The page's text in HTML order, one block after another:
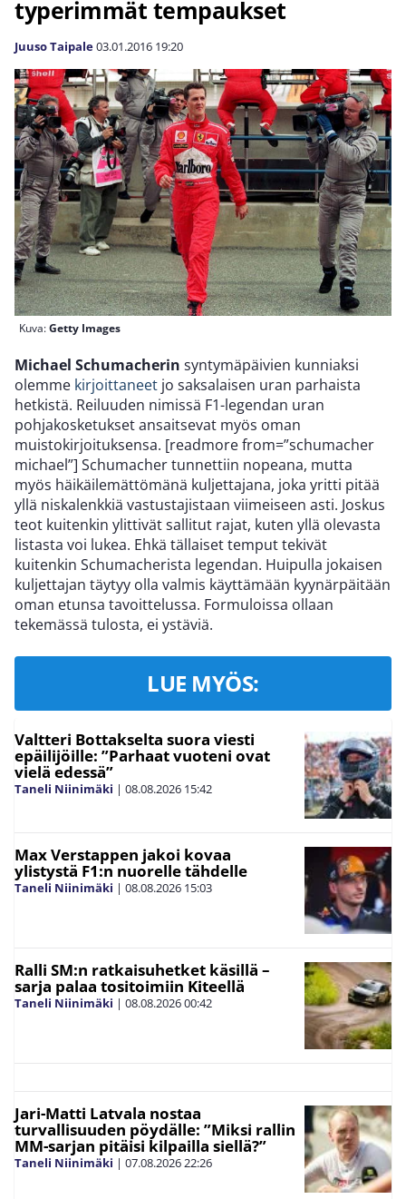
typerimmät tempaukset
Juuso Taipale03.01.2016 19:20
Kuva:Getty Images
Michael Schumacherin syntymäpäivien kunniaksi
olemme kirjoittaneet jo saksalaisen uran parhaista
hetkistä. Reiluuden nimissä F1-legendan uran
pohjakosketukset ansaitsevat myös oman
muistokirjoituksensa. [readmore from=”schumacher
michael”] Schumacher tunnettiin nopeana, mutta
myös häikäilemättömänä kuljettajana, joka yritti pitää
yllä niskalenkkiä vastustajistaan viimeiseen asti. Joskus
teot kuitenkin ylittivät sallitut rajat, kuten yllä olevasta
listasta voi lukea. Ehkä tällaiset temput tekivät
kuitenkin Schumacherista legendan. Huipulla jokaisen
kuljettajan täytyy olla valmis käyttämään kyynärpäitään
oman etunsa tavoittelussa. Formuloissa ollaan
tekemässä tulosta, ei ystäviä.
LUE MYÖS:
Valtteri Bottakselta suora viesti
epäilijöille: ”Parhaat vuoteni ovat
vielä edessä”
Taneli Niinimäki | 08.08.2026 15:42
Max Verstappen jakoi kovaa
ylistystä F1:n nuorelle tähdelle
Taneli Niinimäki | 08.08.2026 15:03
Ralli SM:n ratkaisuhetket käsillä –
sarja palaa tositoimiin Kiteellä
Taneli Niinimäki | 08.08.202600:42
Jari-Matti Latvala nostaa
turvallisuuden pöydälle: ”Miksi rallin
MM-sarjan pitäisi kilpailla siellä?”
Taneli Niinimäki | 07.08.202622:26